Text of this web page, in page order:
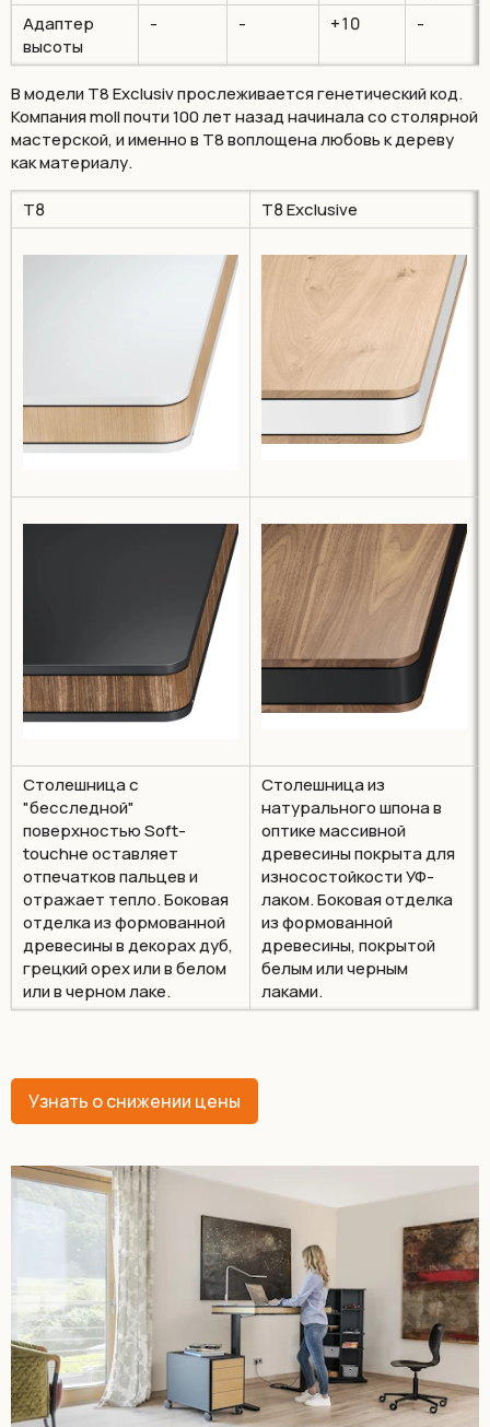
Адаптер
высоты
- - +10 -
В модели T8 Exclusiv прослеживается генетический код.
Компания moll почти 100 лет назад начинала со столярной
мастерской, и именно в T8 воплощена любовь к дереву
как материалу.
T8 T8 Exclusive
Столешница c
"бесследной"
поверхностью Soft-
touchне оставляет
отпечатков пальцев и
отражает тепло. Боковая
отделка из формованной
древесины в декорах дуб,
грецкий орех или в белом
или в черном лаке.
Столешница из
натурального шпона в
оптике массивной
древесины покрыта для
износостойкости УФ-
лаком. Боковая отделка
из формованной
древесины, покрытой
белым или черным
лаками.
Узнать о снижении цены